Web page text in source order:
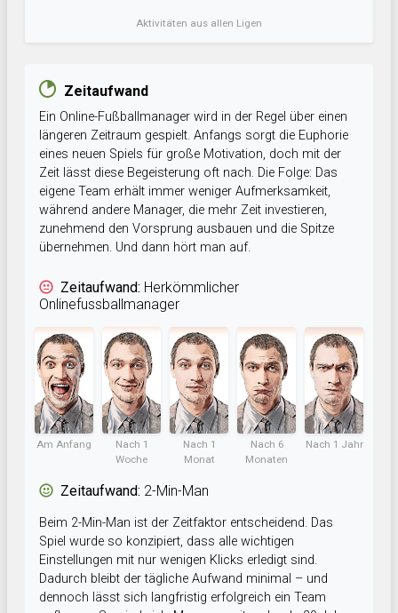
Aktivitäten aus allen Ligen
Zeitaufwand
Ein Online-Fußballmanager wird in der Regel über einen
längeren Zeitraum gespielt. Anfangs sorgt die Euphorie
eines neuen Spiels für große Motivation, doch mit der
Zeit lässt diese Begeisterung oft nach. Die Folge: Das
eigene Team erhält immer weniger Aufmerksamkeit,
während andere Manager, die mehr Zeit investieren,
zunehmend den Vorsprung ausbauen und die Spitze
übernehmen. Und dann hört man auf.
Zeitaufwand: Herkömmlicher
Onlinefussballmanager
Am Anfang
Nach 1
Woche
Nach 1
Monat
Nach 6
Monaten
Nach 1 Jahr
Zeitaufwand: 2-Min-Man
Beim 2-Min-Man ist der Zeitfaktor entscheidend. Das
Spiel wurde so konzipiert, dass alle wichtigen
Einstellungen mit nur wenigen Klicks erledigt sind.
Dadurch bleibt der tägliche Aufwand minimal – und
dennoch lässt sich langfristig erfolgreich ein Team